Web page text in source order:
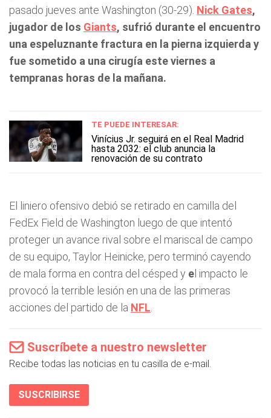
pasado jueves ante Washington (30-29). Nick Gates,
jugador de los Giants, sufrió durante el encuentro
una espeluznante fractura en la pierna izquierda y
fue sometido a una cirugía este viernes a
tempranas horas de la mañana.
TE PUEDE INTERESAR:
Vinícius Jr. seguirá en el Real Madrid
hasta 2032: el club anuncia la
renovación de su contrato
El liniero ofensivo debió se retirado en camilla del
FedEx Field de Washington luego de que intentó
proteger un avance rival sobre el mariscal de campo
de su equipo, Taylor Heinicke, pero terminó cayendo
de mala forma en contra del césped y e l impacto le
provocó la terrible lesión en una de las primeras
acciones del partido de la NFL
Suscríbete a nuestro newsletter
Recibe todas las noticias en tu casilla de e-mail.
SUSCRIBIRSE